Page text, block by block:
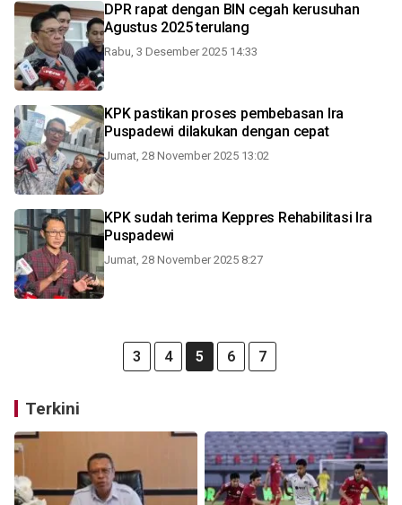
DPR rapat dengan BIN cegah kerusuhan
Agustus 2025 terulang
Rabu, 3 Desember 2025 14:33
KPK pastikan proses pembebasan Ira
Puspadewi dilakukan dengan cepat
Jumat, 28 November 2025 13:02
KPK sudah terima Keppres Rehabilitasi Ira
Puspadewi
Jumat, 28 November 2025 8:27
3 4 5 6 7
Terkini